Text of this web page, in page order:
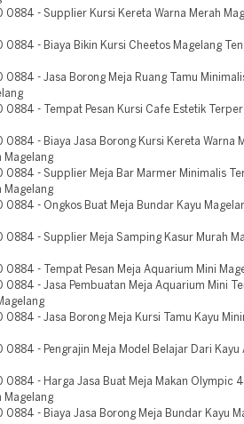
0884 - Supplier Kursi Kereta Warna Merah
0884 - Biaya Bikin Kursi Cheetos Magelang
0884 - Jasa Borong Meja Ruang Tamu
0884 - Tempat Pesan Kursi Cafe Estetik
0884 - Biaya Jasa Borong Kursi Kereta Warna
Magelang
0884 - Supplier Meja Bar Marmer Minimalis
Magelang
0884 - Ongkos Buat Meja Bundar Kayu
0884 - Supplier Meja Samping Kasur Murah
0884 - Tempat Pesan Meja Aquarium Mini
0884 - Jasa Pembuatan Meja Aquarium Mini
0884 - Jasa Borong Meja Kursi Tamu Kayu
0884 - Pengrajin Meja Model Belajar Dari Kayu
0884 - Harga Jasa Buat Meja Makan Olympic
Magelang
0884 - Biaya Jasa Borong Meja Bundar Kayu